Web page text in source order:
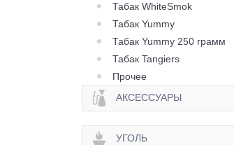
Табак WhiteSmok
Табак Yummy
Табак Yummy 250 грамм
Табак Tangiers
Прочее
АКСЕССУАРЫ
УГОЛЬ
Табак Molfar Tobacco
Virginia Line Печенье &
Мармелад - 60 грамм